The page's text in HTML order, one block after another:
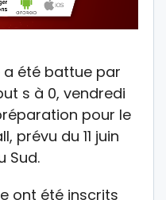
a été battue par
s à 0, vendredi
pour le
prévu du 11 juin
Sud.
ont été inscrits